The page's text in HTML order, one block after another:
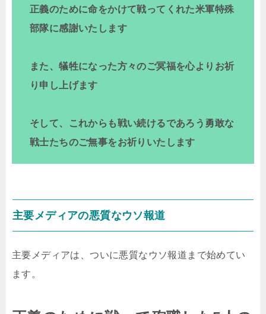
正義のために命をかけて戦ってくれた米軍特殊
部隊に感謝いたします
また、犠牲になった方々のご冥福を心よりお祈
り申し上げます
そして、これからも戦い続けるであろう勇敢な
戦士たちのご無事をお祈りいたします
主要メディアの悪質なウソ報道
主要メディアは、ついに悪質なウソ報道まで始めてい
ます。